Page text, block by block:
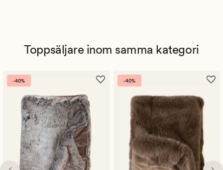
Toppsäljare inom samma kategori
-40% -40%